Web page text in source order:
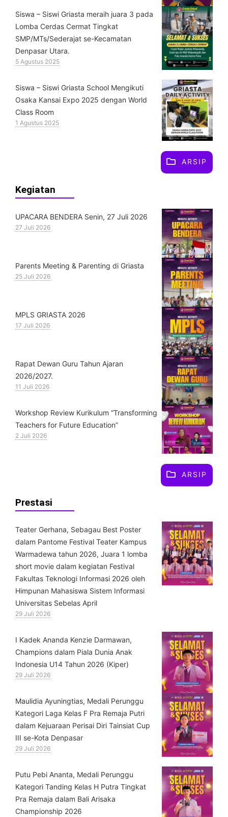
Siswa – Siswi Griasta meraih juara 3 pada
Lomba Cerdas Cermat Tingkat
SMP/MTs/Sederajat se-Kecamatan
Denpasar Utara.
5 Agustus 2025
Siswa – Siswi Griasta School Mengikuti
Osaka Kansai Expo 2025 dengan World
Class Room
1 Agustus 2025
ARSIP
Kegiatan
UPACARA BENDERA Senin, 27 Juli 2026
27 Juli 2026
Parents Meeting & Parenting di Griasta
25 Juli 2026
MPLS GRIASTA 2026
17 Juli 2026
Rapat Dewan Guru Tahun Ajaran
2026/2027.
11 Juli 2026
Workshop Review Kurikulum “Transforming
Teachers for Future Education”
2 Juli 2026
ARSIP
Prestasi
Teater Gerhana, Sebagau Best Poster
dalam Pantome Festival Teater Kampus
Warmadewa tahun 2026, Juara 1 lomba
short movie dalam kegiatan Festival
Fakultas Teknologi Informasi 2026 oleh
Himpunan Mahasiswa Sistem Informasi
Universitas Sebelas April
29 Juli 2026
⁠I Kadek Ananda Kenzie Darmawan,
Champions dalam Piala Dunia Anak
Indonesia U14 Tahun 2026 (Kiper)
29 Juli 2026
⁠Maulidia Ayuningtias, Medali Perunggu
Kategori Laga Kelas F Pra Remaja Putri
dalam Kejuaraan Perisai Diri Tainsiat Cup
III se-Kota Denpasar
29 Juli 2026
Putu Pebi Ananta, Medali Perunggu
Kategori Tanding Kelas H Putra Tingkat
Pra Remaja dalam Bali Arisaka
Championship 2026